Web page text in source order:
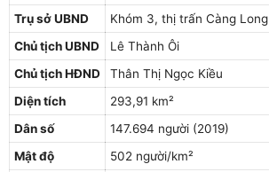
Trụ sở UBND
Khóm 3, thị trấn Càng Long
Chủ tịch UBND
Lê Thành Ôi
Chủ tịch HĐND
Thân Thị Ngọc Kiều
Diện tích
293,91 km²
Dân số
147.694 người (2019)
Mật độ
502 người/km²